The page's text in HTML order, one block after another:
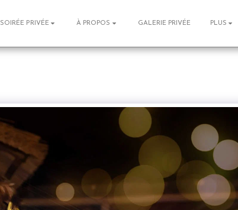
SOIRÉE PRIVÉE À PROPOS GALERIE PRIVÉE PLUS